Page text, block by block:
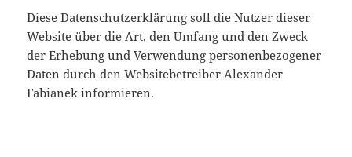
Diese Datenschutzerklärung soll die Nutzer dieser
Website über die Art, den Umfang und den Zweck
der Erhebung und Verwendung personenbezogener
Daten durch den Websitebetreiber Alexander
Fabianek informieren.